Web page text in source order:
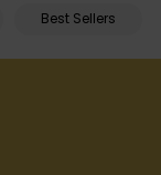
Best Sellers